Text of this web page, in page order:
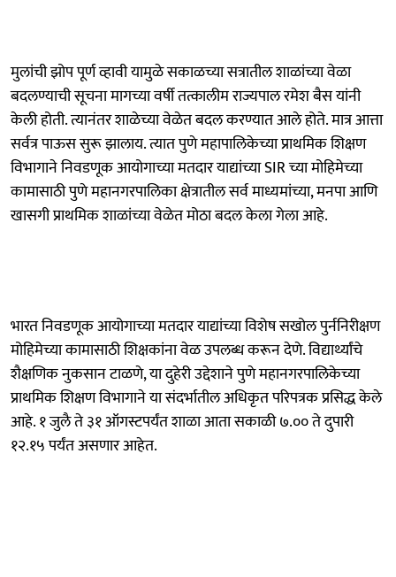
मुलांची झोप पूर्ण व्हावी यामुळे सकाळच्या सत्रातील शाळांच्या वेळा
बदलण्याची सूचना मागच्या वर्षी तत्कालीम राज्यपाल रमेश बैस यांनी
केली होती. त्यानंतर शाळेच्या वेळेत बदल करण्यात आले होते. मात्र आत्ता
सर्वत्र पाऊस सुरू झालाय. त्यात पुणे महापालिकेच्या प्राथमिक शिक्षण
विभागाने निवडणूक आयोगाच्या मतदार याद्यांच्या SIR च्या मोहिमेच्या
कामासाठी पुणे महानगरपालिका क्षेत्रातील सर्व माध्यमांच्या, मनपा आणि
खासगी प्राथमिक शाळांच्या वेळेत मोठा बदल केला गेला आहे.
भारत निवडणूक आयोगाच्या मतदार याद्यांच्या विशेष सखोल पुर्ननिरीक्षण
मोहिमेच्या कामासाठी शिक्षकांना वेळ उपलब्ध करून देणे. विद्यार्थ्यांचे
शैक्षणिक नुकसान टाळणे, या दुहेरी उद्देशाने पुणे महानगरपालिकेच्या
प्राथमिक शिक्षण विभागाने या संदर्भातील अधिकृत परिपत्रक प्रसिद्ध केले
आहे. १ जुलै ते ३१ ऑगस्टपर्यंत शाळा आता सकाळी ७.०० ते दुपारी
१२.१५ पर्यंत असणार आहेत.